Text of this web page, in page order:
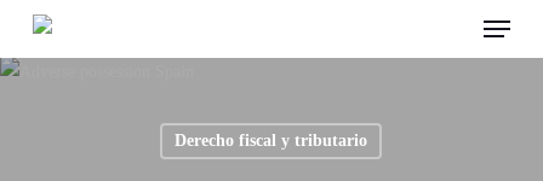
main
Menu
Derecho fiscal y tributario